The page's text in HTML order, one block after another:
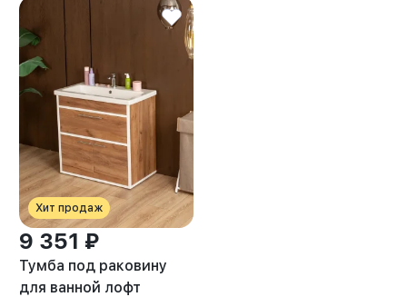
Хит продаж
9 351 ₽
Тумба под раковину
для ванной лофт